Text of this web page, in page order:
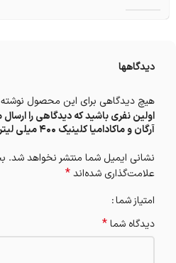
دیدگاهها
هیچ دیدگاهی برای این محصول
اولین نفری باشید که دیدگاهی را
آرگان و ماکادامیا کلینیک 400 میلی لیتر”
نشانی ایمیل شما منتشر نخواهد شد.
علامت‌گذاری شده‌اند*
امتیاز شما
دیدگاه شما*